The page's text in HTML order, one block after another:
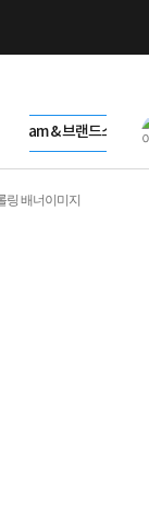
LG gram & 브랜드스토어
Microsoft 브랜드스토어
브랜드스토어
브랜드스토어